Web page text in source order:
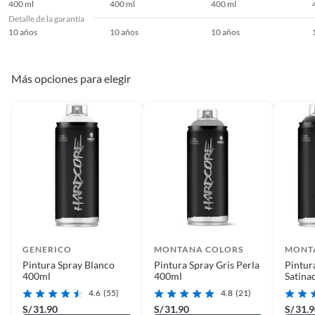
gruesa, repintable a los quince
Utilizar en áreas ventiladas.
Presentación
Método de aplicación
Dilución Diluyentes aromáticos
Cuidado y limpieza Resistente
Contenido 400 ml
400 ml
400 ml 400 ml
Detalle de la garantía
10 años
10 años 10 años
Más opciones para elegir
GENERICO
Pintura Spray Blanco
400ml
4.6 (55)
S/31.90
MONTANA COLORS
Pintura Spray Gris Perla
400ml
4.8 (21)
S/31.90 S/